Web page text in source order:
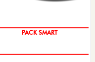
PACK SMART